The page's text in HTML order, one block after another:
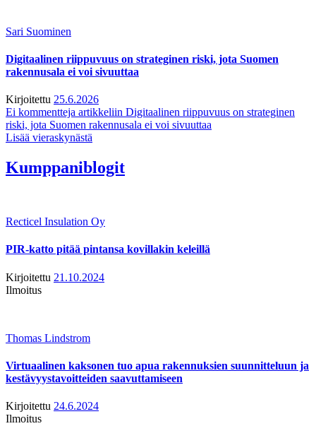
Sari Suominen
Digitaalinen riippuvuus on strateginen riski, jota Suomen
rakennusala ei voi sivuuttaa
Kirjoitettu 25.6.2026
Ei kommentteja artikkeliin Digitaalinen riippuvuus on strateginen
riski, jota Suomen rakennusala ei voi sivuuttaa
Lisää vieraskynästä
Kumppaniblogit
Recticel Insulation Oy
PIR-katto pitää pintansa kovillakin keleillä
Kirjoitettu 21.10.2024
Ilmoitus
Thomas Lindstrom
Virtuaalinen kaksonen tuo apua rakennuksien suunnitteluun ja
kestävyystavoitteiden saavuttamiseen
Kirjoitettu 24.6.2024
Ilmoitus